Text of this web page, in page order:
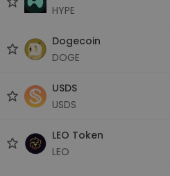
HYPE
Dogecoin
DOGE
USDS
USDS
LEO Token
LEO